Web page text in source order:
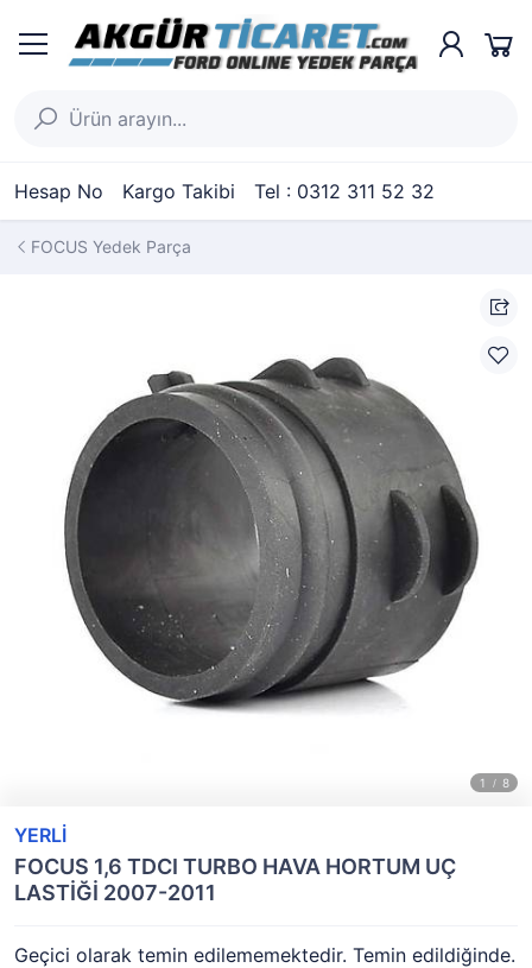
Hesap No Kargo Takibi Tel : 0312 311 52 32
FOCUS Yedek Parça
YERLİ
FOCUS 1,6 TDCI TURBO HAVA HORTUM UÇ
LASTİĞİ 2007-2011
Geçici olarak temin edilememektedir. Temin edildiğinde.